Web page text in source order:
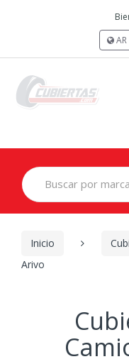
AR
Search
for:
Inicio
Arivo